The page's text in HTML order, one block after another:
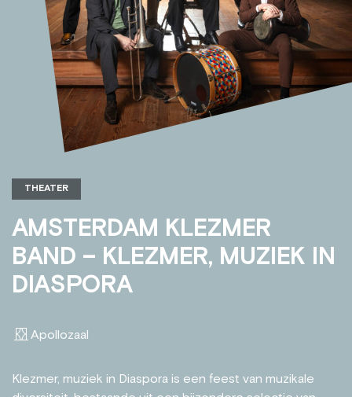
THEATER
AMSTERDAM KLEZMER
BAND – KLEZMER, MUZIEK IN
DIASPORA
Apollozaal
Klezmer, muziek in Diaspora is een feest van muzikale